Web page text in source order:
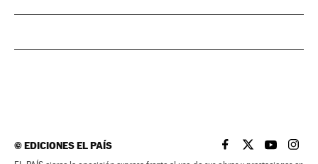
©EDICIONES EL PAÍS EL PAÍS BRASIL EN
EL PAÍSEL PAÍS
EL